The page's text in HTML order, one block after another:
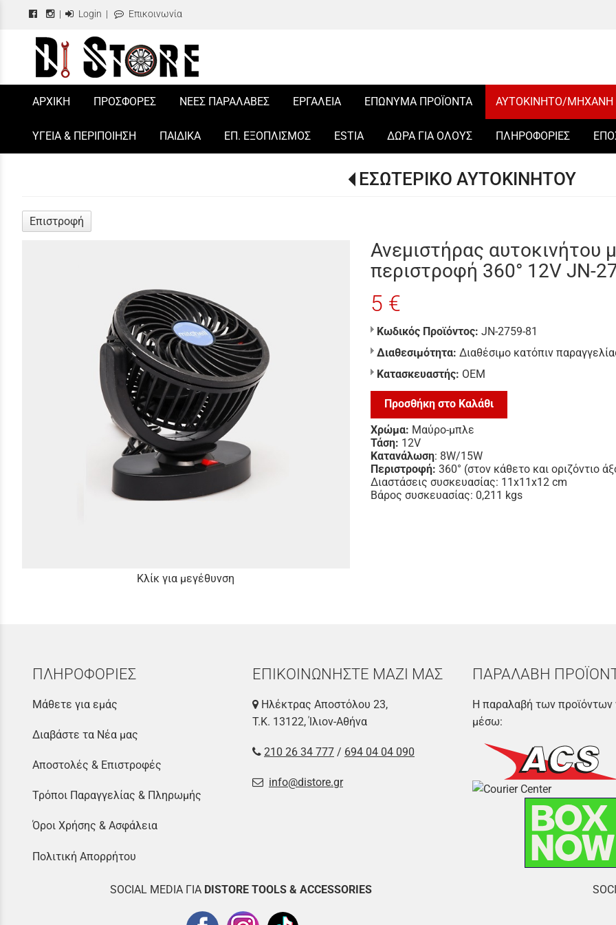
| Login | Επικοινωνία
/
ΑΡΧΙΚΗ ΠΡΟΣΦΟΡΕΣ ΝΕΕΣ ΠΑΡΑΛΑΒΕΣ ΕΡΓΑΛΕΙΑ ΕΠΩΝΥΜΑ ΠΡΟΪΟΝΤΑ ΑΥΤΟΚΙΝΗΤΟ/ΜΗΧΑΝΗ
ΥΓΕΙΑ & ΠΕΡΙΠΟΙΗΣΗ ΠΑΙΔΙΚΑ ΕΠ. ΕΞΟΠΛΙΣΜΟΣ ESTIA ΔΩΡΑ ΓΙΑ ΟΛΟΥΣ ΠΛΗΡΟΦΟΡΙΕΣ
ΕΣΩΤΕΡΙΚΟ ΑΥΤΟΚΙΝΗΤΟΥ
Επιστροφή
Κλίκ για μεγέθυνση
Ανεμιστήρας αυτοκινήτου
περιστροφή 360° 12V JN-
5 €
Κωδικός Προϊόντος: JN-2759-81
Διαθεσιμότητα: Διαθέσιμο κατόπιν
Κατασκευαστής: ΟΕΜ
Προσθήκη στο Καλάθι
Χρώμα: Μαύρο-μπλε
Τάση: 12V
Κατανάλωση: 8W/15W
Περιστροφή: 360° (στον κάθετο και οριζόντιο
Διαστάσεις συσκευασίας: 11x11x12 cm
Βάρος συσκευασίας: 0,211 kgs
ΠΛΗΡΟΦΟΡΙΕΣ
Μάθετε για εμάς
Διαβάστε τα Νέα μας
Αποστολές & Επιστροφές
Τρόποι Παραγγελίας & Πληρωμής
Όροι Χρήσης & Ασφάλεια
Πολιτική Απορρήτου
ΕΠΙΚΟΙΝΩΝΗΣΤΕ ΜΑΖΙ ΜΑΣ
Ηλέκτρας Αποστόλου 23,
Τ.Κ. 13122, Ίλιον-Αθήνα
210 26 34 777 / 694 04 04 090
info@distore.gr
ΠΑΡΑΛΑΒΗ
Η παραλαβή των προϊόντων
μέσω:
SOCIAL MEDIA ΓΙΑ DISTORE TOOLS & ACCESSORIES